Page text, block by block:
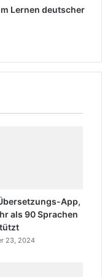
Lernen deutscher
App,
als 90 Sprachen
23, 2024